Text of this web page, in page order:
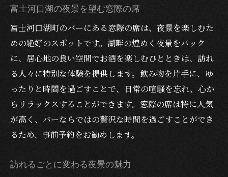
富士河口湖の夜景を望む窓際の席
富士河口湖町のバーにある窓際の席は、夜景を楽しむた
めの絶好のスポットです。湖畔の煌めく夜景をバック
に、居心地の良い空間でお酒を楽しむひとときは、訪れ
る人々に特別な体験を提供します。飲み物を片手に、ゆ
ったりと時間を過ごすことで、日常の喧騒を忘れ、心か
らリラックスすることができます。窓際の席は特に人気
が高く、バーならではの贅沢な時間を過ごすことができ
るため、事前予約をお勧めします。
訪れるごとに変わる夜景の魅力